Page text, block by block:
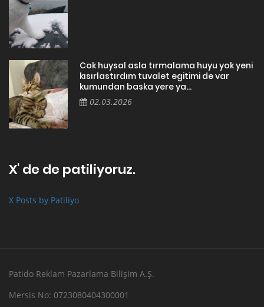
Cok huysal asla tırmalama huyu yok yeni
kısırlastırdım tuvalet egitimi de var
kumundan baska yere ya...
02.03.2026
X' de de patiliyoruz.
X Posts by Patiliyo
Patido Reklam Pazarlama Bilişim A.Ş.
Mersis No: 0723080404300001